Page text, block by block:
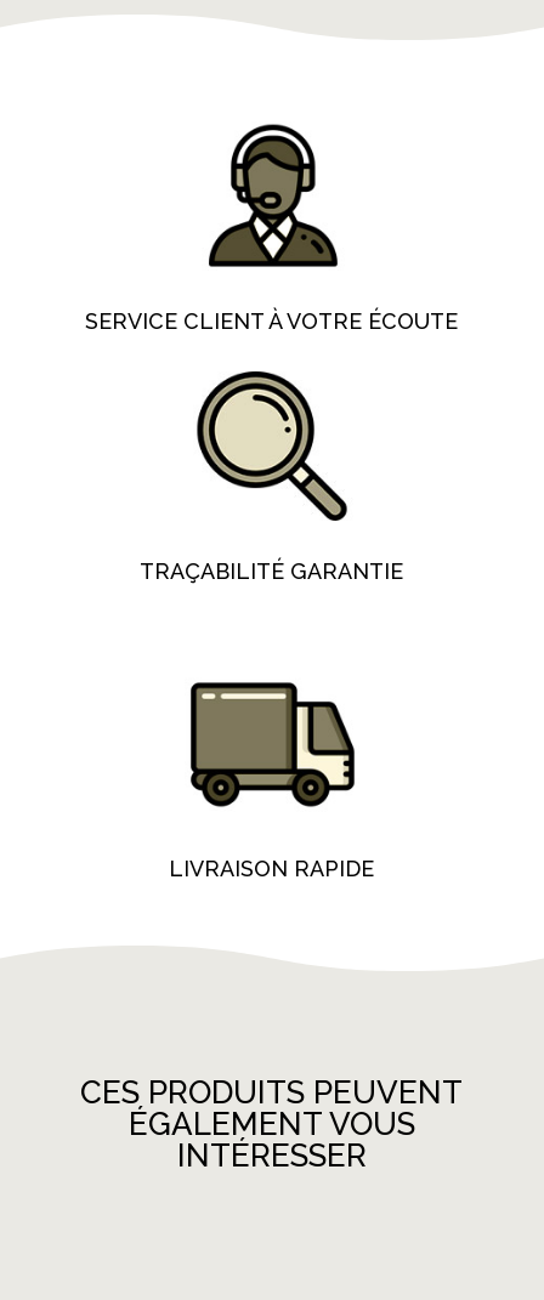
SERVICE CLIENT À VOTRE ÉCOUTE
TRAÇABILITÉ GARANTIE
LIVRAISON RAPIDE
CES PRODUITS PEUVENT
ÉGALEMENT VOUS
INTÉRESSER